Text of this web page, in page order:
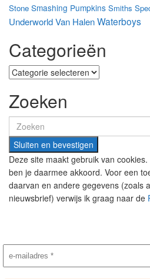
Stone Smashing Pumpkins Smiths
UnderworldVan HalenWaterboys
Categorieën
Categorieën
Zoeken
Search
for:
Deze site maakt gebruik van
ben je daarmee akkoord. Voor een
daarvan en andere gegevens (zoals
nieuwsbrief) verwijs ik graag naar de